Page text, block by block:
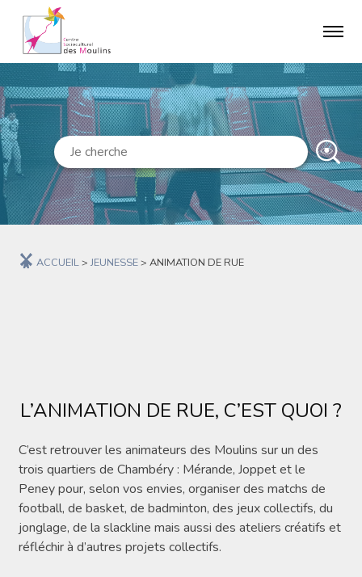
ACCUEIL> JEUNESSE> ANIMATION DE RUE
L’ANIMATION DE RUE, C’EST QUOI ?
C’est retrouver les animateurs des Moulins sur un des
trois quartiers de Chambéry : Mérande, Joppet et le
Peney pour, selon vos envies, organiser des matchs de
football, de basket, de badminton, des jeux collectifs, du
jonglage, de la slackline mais aussi des ateliers créatifs et
réfléchir à d’autres projets collectifs.